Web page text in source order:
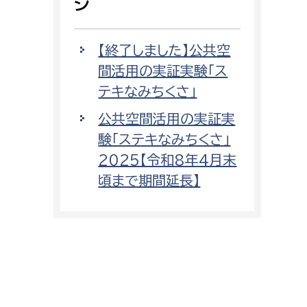
ジ
【終了しました】公共空
間活用の実証実験「ス
テキなみちくさ」
公共空間活用の実証実
験「ステキなみちくさ」
2025【令和8年4月末
頃まで期間延長】